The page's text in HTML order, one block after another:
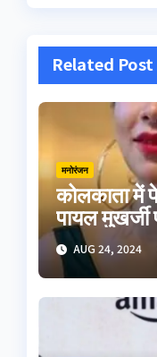
Related Post
मनोरंजन
कोलकाता में
पायल मुखर्जी
AUG 24, 2024